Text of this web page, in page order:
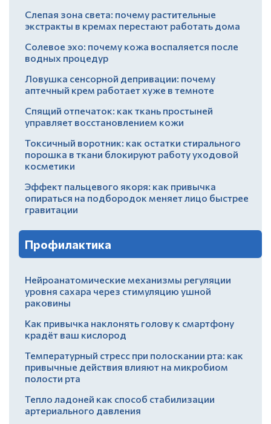
Слепая зона света: почему растительные
экстракты в кремах перестают работать дома
Солевое эхо: почему кожа воспаляется после
водных процедур
Ловушка сенсорной депривации: почему
аптечный крем работает хуже в темноте
Спящий отпечаток: как ткань простыней
управляет восстановлением кожи
Токсичный воротник: как остатки стирального
порошка в ткани блокируют работу уходовой
косметики
Эффект пальцевого якоря: как привычка
опираться на подбородок меняет лицо быстрее
гравитации
Профилактика
Нейроанатомические механизмы регуляции
уровня сахара через стимуляцию ушной
раковины
Как привычка наклонять голову к смартфону
крадёт ваш кислород
Температурный стресс при полоскании рта: как
привычные действия влияют на микробиом
полости рта
Тепло ладоней как способ стабилизации
артериального давления